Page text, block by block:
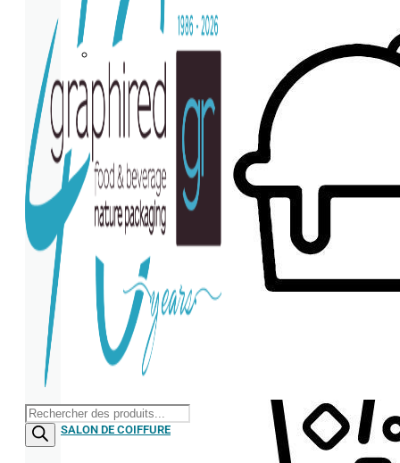
Serviette
SALON DE COIFFURE
Recherche
de
produits